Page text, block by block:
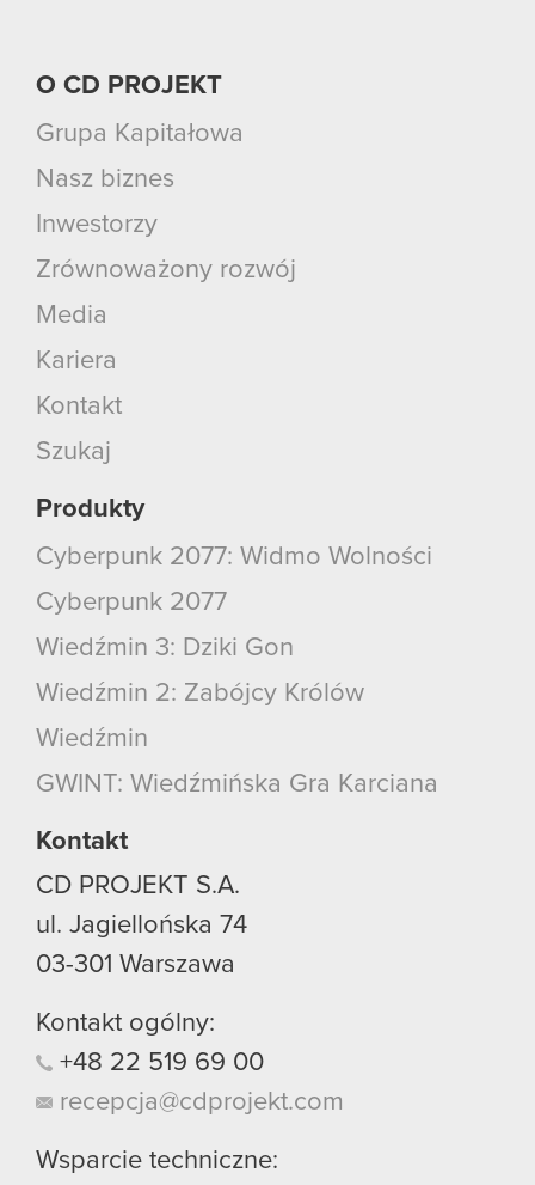
O CD PROJEKT
Grupa Kapitałowa
Nasz biznes
Inwestorzy
Zrównoważony rozwój
Media
Kariera
Kontakt
Szukaj
Produkty
Cyberpunk 2077: Widmo Wolności
Cyberpunk 2077
Wiedźmin 3: Dziki Gon
Wiedźmin 2: Zabójcy Królów
Wiedźmin
GWINT: Wiedźmińska Gra Karciana
Kontakt
CD PROJEKT S.A.
ul. Jagiellońska 74
03-301 Warszawa
Kontakt ogólny:
+48 22 519 69 00
recepcja@cdprojekt.com
Wsparcie techniczne: